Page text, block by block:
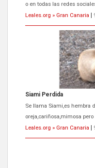
oreja,cariñosa,mimosa pero
Leales.org » Gran Canaria
ADOPCIÓN URGENTE
El ayuntamiento se va a
próximos días, ella
Leales.org » Gran Canaria